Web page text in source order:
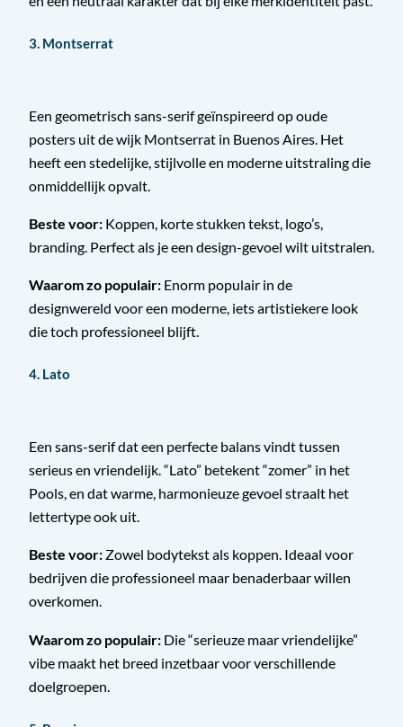
3. Montserrat
Een geometrisch sans-serif geïnspireerd op oude
posters uit de wijk Montserrat in Buenos Aires. Het
heeft een stedelijke, stijlvolle en moderne uitstraling die
onmiddellijk opvalt.
Beste voor: Koppen, korte stukken tekst, logo’s,
branding. Perfect als je een design-gevoel wilt uitstralen.
Waarom zo populair: Enorm populair in de
designwereld voor een moderne, iets artistiekere look
die toch professioneel blijft.
4. Lato
Een sans-serif dat een perfecte balans vindt tussen
serieus en vriendelijk. “Lato” betekent “zomer” in het
Pools, en dat warme, harmonieuze gevoel straalt het
lettertype ook uit.
Beste voor: Zowel bodytekst als koppen. Ideaal voor
bedrijven die professioneel maar benaderbaar willen
overkomen.
Waarom zo populair: Die “serieuze maar vriendelijke”
vibe maakt het breed inzetbaar voor verschillende
doelgroepen.